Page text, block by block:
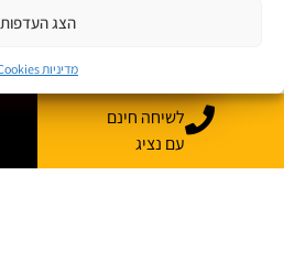
הצג העדפות
מדיניות Cookies
היכנסו לשאלון ההתאמה הקצר
לשיחה חינם
עם נציג